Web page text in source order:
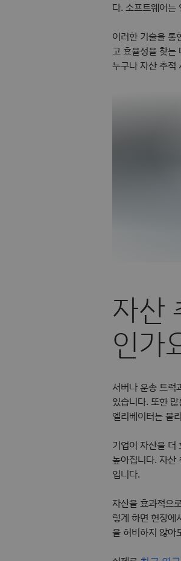
다. 소프트웨어는
이러한 기술을 통
고 효율성을 찾는
누구나 자산 추적
자산
인가
서버나 운송 트럭
있습니다. 또한
엘리베이터는 물
기업이 자산을 더
높아집니다. 자산
입니다.
자산을 효과적으
렇게 하면 현장에
을 허비하지 않아